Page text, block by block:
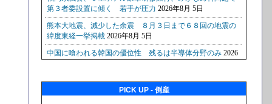
PICK UP - 倒産